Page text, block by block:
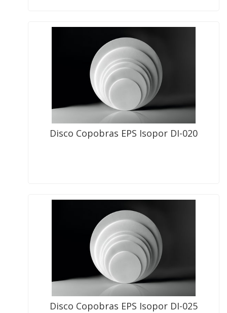
Disco Copobras EPS Isopor DI-020
Disco Copobras EPS Isopor DI-025